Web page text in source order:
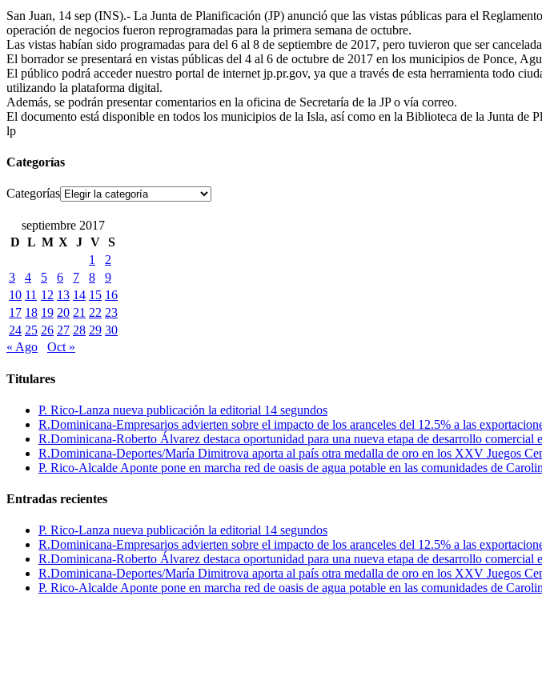
San Juan, 14 sep (INS).- La Junta de Planificación (JP) anunció que las vistas públicas para el
operación de negocios fueron reprogramadas para la primera semana de octubre.
Las vistas habían sido programadas para del 6 al 8 de septiembre de 2017, pero tuvieron que ser
El borrador se presentará en vistas públicas del 4 al 6 de octubre de 2017 en los municipios de Ponce,
El público podrá acceder nuestro portal de internet jp.pr.gov, ya que a través de esta herramienta todo
utilizando la plataforma digital.
Además, se podrán presentar comentarios en la oficina de Secretaría de la JP o vía correo.
El documento está disponible en todos los municipios de la Isla, así como en la Biblioteca de la Junta
lp
Categorías
Categorías
septiembre 2017
D L M X J V S
1
2
3
4 5 6 7 8
9
10 11 12 13 14 15 16
17 18 19 20 21 22 23
24 25 26 27 28 29 30
« Ago
Oct »
Titulares
P. Rico-Lanza nueva publicación la editorial 14 segundos
R.Dominicana-Empresarios advierten sobre el impacto de los aranceles del 12.5% a las
R.Dominicana-Roberto Álvarez destaca oportunidad para una nueva etapa de desarrollo comercial
R.Dominicana-Deportes/María Dimitrova aporta al país otra medalla de oro en los XXV Juegos
P. Rico-Alcalde Aponte pone en marcha red de oasis de agua potable en las comunidades de
Entradas recientes
P. Rico-Lanza nueva publicación la editorial 14 segundos
R.Dominicana-Empresarios advierten sobre el impacto de los aranceles del 12.5% a las
R.Dominicana-Roberto Álvarez destaca oportunidad para una nueva etapa de desarrollo comercial
R.Dominicana-Deportes/María Dimitrova aporta al país otra medalla de oro en los XXV Juegos
P. Rico-Alcalde Aponte pone en marcha red de oasis de agua potable en las comunidades de